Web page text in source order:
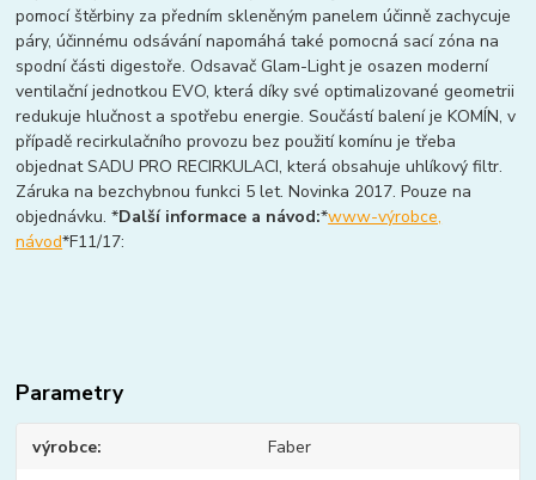
pomocí štěrbiny za předním skleněným panelem účinně zachycuje
páry, účinnému odsávání napomáhá také pomocná sací zóna na
spodní části digestoře. Odsavač Glam-Light je osazen moderní
ventilační jednotkou EVO, která díky své optimalizované geometrii
redukuje hlučnost a spotřebu energie. Součástí balení je KOMÍN, v
případě recirkulačního provozu bez použití komínu je třeba
objednat SADU PRO RECIRKULACI, která obsahuje uhlíkový filtr.
Záruka na bezchybnou funkci 5 let. Novinka 2017. Pouze na
objednávku. *Další informace a návod:*www-výrobce,
návod*F11/17:
Parametry
výrobce Faber